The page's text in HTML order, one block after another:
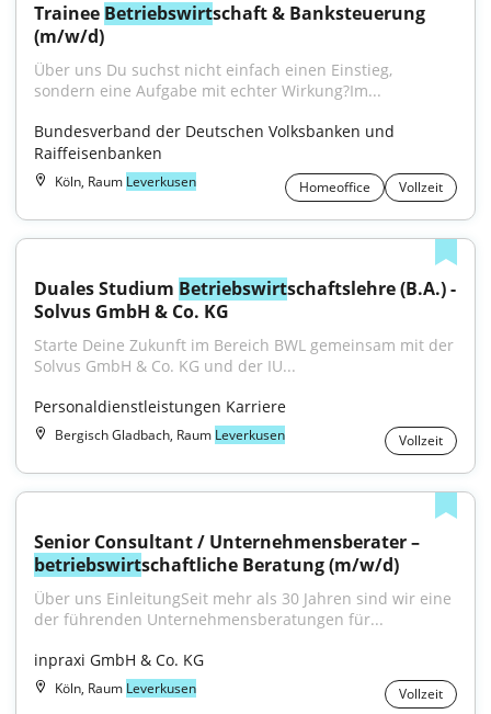
Trainee Betriebswirtschaft & Banksteuerung
(m/w/d)
Über uns Du suchst nicht einfach einen Einstieg,
sondern eine Aufgabe mit echter Wirkung?Im...
Bundesverband der Deutschen Volksbanken und
Raiffeisenbanken
Köln, Raum Leverkusen Homeoffice Vollzeit
Duales Studium Betriebswirtschaftslehre (B.A.) -
Solvus GmbH & Co. KG
Starte Deine Zukunft im Bereich BWL gemeinsam mit der
Solvus GmbH & Co. KG und der IU...
Personaldienstleistungen Karriere
Bergisch Gladbach, Raum Leverkusen Vollzeit
betriebswirtschaftliche Beratung (m/w/d)
Über uns EinleitungSeit mehr als 30 Jahren sind wir eine
der führenden Unternehmensberatungen für...
inpraxi GmbH & Co. KG
Köln, Raum Leverkusen Vollzeit